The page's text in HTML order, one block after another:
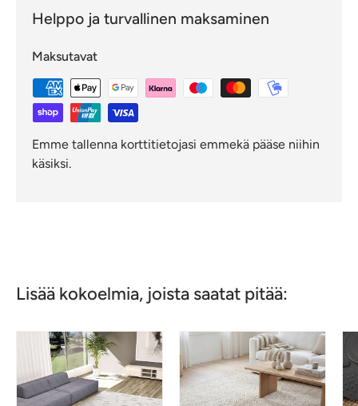
Helppo ja turvallinen maksaminen
Maksutavat
Emme tallenna korttitietojasi emmekä pääse niihin
käsiksi.
Lisää kokoelmia, joista saatat pitää: